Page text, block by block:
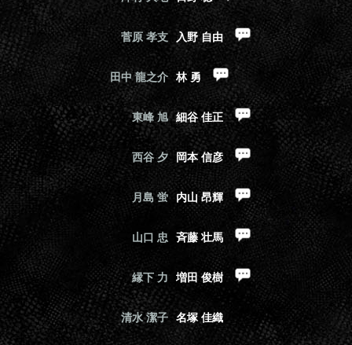
菅原 孝支 入野 自由
田中 龍之介 林 勇
東峰 旭 細谷 佳正
西谷 夕 岡本 信彦
月島 蛍 内山 昂輝
山口 忠 斉藤 壮馬
縁下 力 増田 俊樹
清水 潔子 名塚 佳織